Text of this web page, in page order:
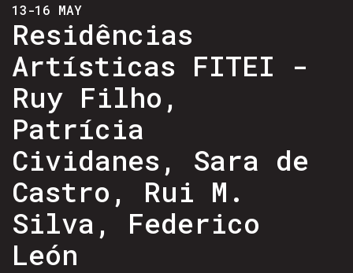
13-16 MAY
Residências
Artísticas FITEI -
Ruy Filho,
Patrícia
Cividanes, Sara de
Castro, Rui M.
Silva, Federico
León